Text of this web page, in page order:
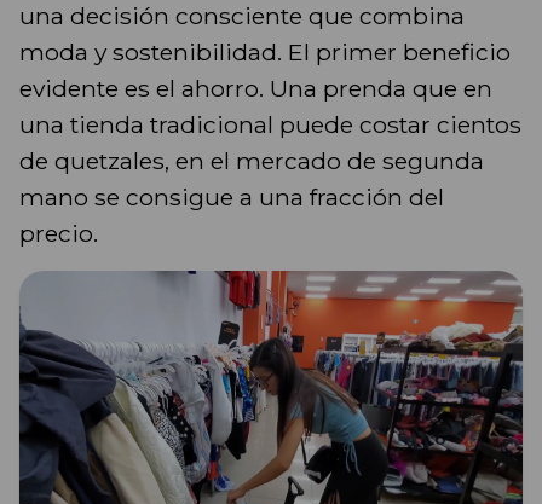
una decisión consciente que combina
moda y sostenibilidad. El primer beneficio
evidente es el ahorro. Una prenda que en
una tienda tradicional puede costar cientos
de quetzales, en el mercado de segunda
mano se consigue a una fracción del
precio.